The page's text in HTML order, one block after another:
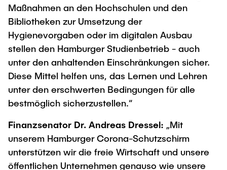
Institutes
Overview
Maßnahmen an den Hochschulen und den
Bibliotheken zur Umsetzung der
Hygienevorgaben oder im digitalen Ausbau
stellen den Hamburger Studienbetrieb - auch
unter den anhaltenden Einschränkungen sicher.
Diese Mittel helfen uns, das Lernen und Lehren
unter den erschwerten Bedingungen für alle
bestmöglich sicherzustellen.“
Finanzsenator Dr. Andreas Dressel: „Mit
unserem Hamburger Corona-Schutzschirm
unterstützen wir die freie Wirtschaft und unsere
öffentlichen Unternehmen genauso wie unsere